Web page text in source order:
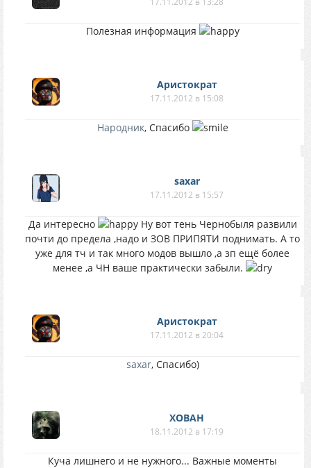
Полезная информация
Аристократ
17.11.2012 в 15:08
Народник, Спасибо
saxar
17.11.2012 в 15:57
Да интересно
Ну вот тень Чернобыля развили
почти до предела ,надо и ЗОВ ПРИПЯТИ поднимать. А то
уже для тч и так много модов вышло ,а зп ещё более
менее ,а ЧН ваше практически забыли.
Аристократ
17.11.2012 в 20:04
saxar, Спасибо)
XOBAH
18.11.2012 в 17:19
Куча лишнего и не нужного... Важные моменты